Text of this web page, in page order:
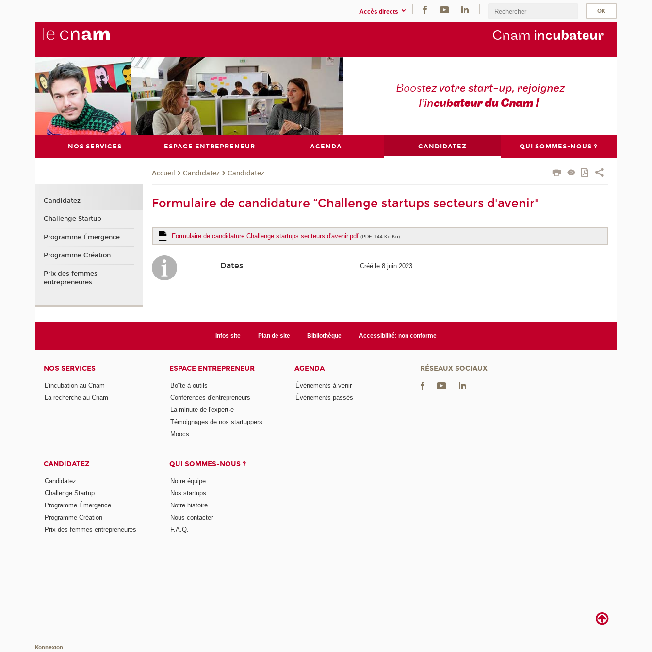
Accès directs
Cnam incubateur
Boostez votre start-up, rejoignez
l’incubateur du Cnam !
NOS SERVICES ESPACE ENTREPRENEUR AGENDA CANDIDATEZ QUI SOMMES-NOUS ?
Accueil Candidatez Candidatez
Formulaire de candidature “Challenge startups secteurs d'avenir"
Formulaire de candidature Challenge startups secteurs d'avenir.pdf(PDF, 144 Ko Ko)
Dates Créé le 8 juin 2023
Candidatez
Challenge Startup
Programme Émergence
Programme Création
Prix des femmes
entrepreneures
Infos site Plan de site Bibliothèque Accessibilité: non conforme
NOS SERVICES
L'incubation au Cnam
La recherche au Cnam
ESPACE ENTREPRENEUR
Boîte à outils
Conférences d'entrepreneurs
La minute de l'expert·e
Témoignages de nos startuppers
Moocs
AGENDA
Événements à venir
Événements passés
CANDIDATEZ
Candidatez
Challenge Startup
Programme Émergence
Programme Création
Prix des femmes entrepreneures
QUI SOMMES-NOUS ?
Notre équipe
Nos startups
Notre histoire
Nous contacter
F.A.Q.
RÉSEAUX SOCIAUX
Konnexion